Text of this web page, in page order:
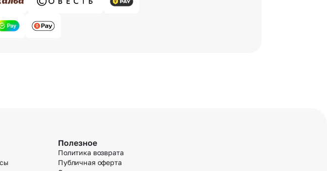
Полезное
Политика возврата
Публичная оферта